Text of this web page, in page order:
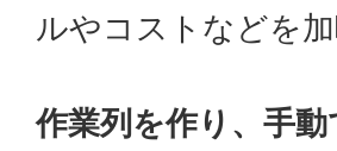
ルやコストなどを
作業列を作り、手